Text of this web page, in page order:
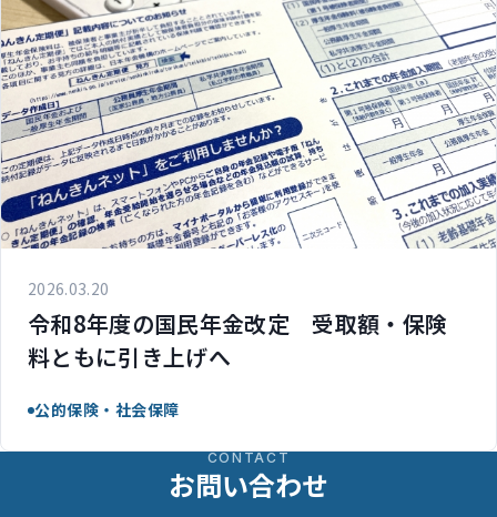
2026.03.20
令和8年度の国民年金改定 受取額・保険
料ともに引き上げへ
公的保険・社会保障
CONTACT
お問い合わせ